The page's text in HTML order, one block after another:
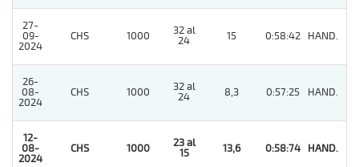
27-
09-
2024
CHS 1000
32 al
24
15 0:58:42 HAND.
26-
08-
2024
CHS 1000
32 al
24
8,3 0:57:25 HAND.
12-
08-
2024
CHS 1000
23 al
15
13,6 0:58:74 HAND.